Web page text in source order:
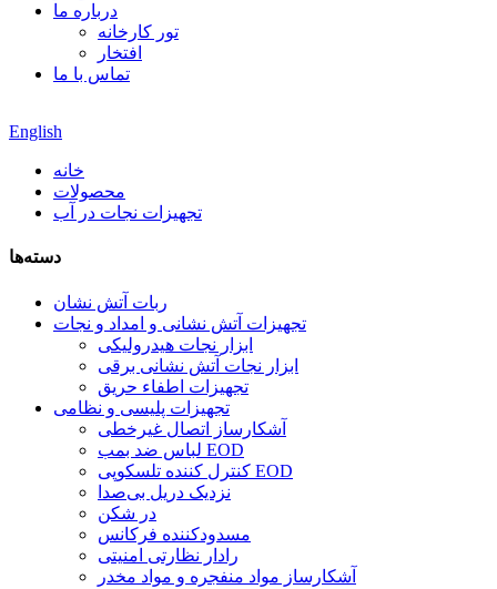
درباره ما
تور کارخانه
افتخار
تماس با ما
English
خانه
محصولات
تجهیزات نجات در آب
دسته‌ها
ربات آتش نشان
تجهیزات آتش نشانی و امداد و نجات
ابزار نجات هیدرولیکی
ابزار نجات آتش نشانی برقی
تجهیزات اطفاء حریق
تجهیزات پلیسی و نظامی
آشکارساز اتصال غیرخطی
لباس ضد بمب EOD
کنترل کننده تلسکوپی EOD
نزدیک دریل بی‌صدا
در شکن
مسدودکننده فرکانس
رادار نظارتی امنیتی
آشکارساز مواد منفجره و مواد مخدر